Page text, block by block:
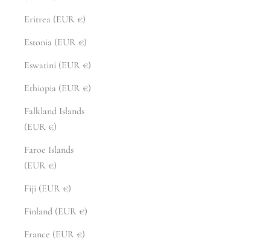
Eritrea (EUR €)
Estonia (EUR €)
Eswatini (EUR €)
Ethiopia (EUR €)
Falkland Islands
(EUR €)
Faroe Islands
(EUR €)
Fiji (EUR €)
Finland (EUR €)
France (EUR €)